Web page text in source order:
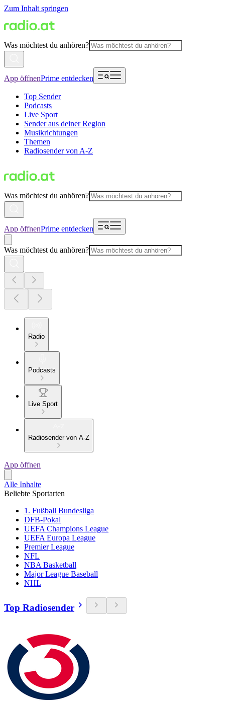
Zum Inhalt springen
Was möchtest du anhören?
App öffnenPrime entdecken
Top Sender
Podcasts
Live Sport
Sender aus deiner Region
Musikrichtungen
Themen
Radiosender von A-Z
Was möchtest du anhören?
App öffnenPrime entdecken
Was möchtest du anhören?
Radio
Podcasts
Live Sport
Radiosender von A-Z
App öffnen
Alle Inhalte
Beliebte Sportarten
1. Fußball Bundesliga
DFB-Pokal
UEFA Champions League
UEFA Europa League
Premier League
NFL
NBA Basketball
Major League Baseball
NHL
Top Radiosender